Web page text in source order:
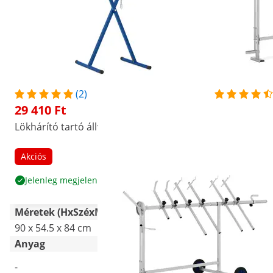
(2)
29 410 Ft
Lökhárító tartó állvány- 140 kg
Akciós
Jelenleg megjelenített
Univerzális
tartókar -
Méretek (HxSzéxMa)
90 x 54.5 x 84 cm
193 x 80 x
Anyag
-
Acél